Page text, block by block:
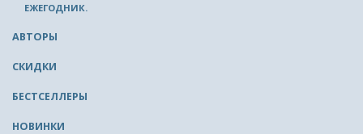
ЕЖЕГОДНИК.
АВТОРЫ
СКИДКИ
БЕСТСЕЛЛЕРЫ
НОВИНКИ